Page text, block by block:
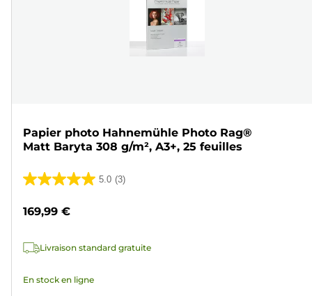
Papier photo Hahnemühle Photo Rag®
Matt Baryta 308 g/m², A3+, 25 feuilles
5.0 (3)
5.0
5
3
169,99 €
Livraison standard gratuite
En stock en ligne